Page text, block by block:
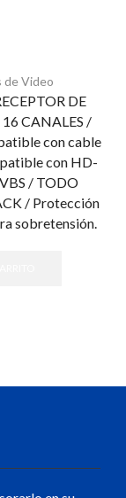
de Video
DE
CANALES /
con cable
con HD-
/ TODO
/ Protección
sobretensión.